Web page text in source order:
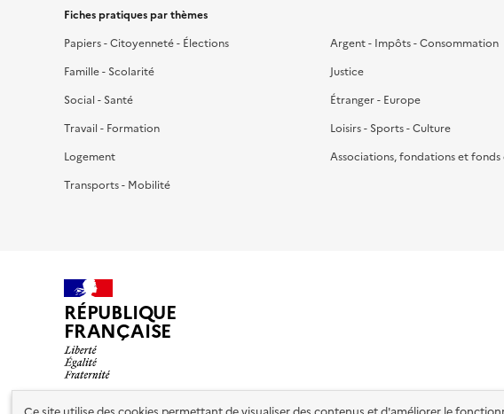
Fiches pratiques par thèmes
Papiers - Citoyenneté - Élections
Famille - Scolarité
Social - Santé
Travail - Formation
Logement
Transports - Mobilité
Argent - Impôts - Consommation
Justice
Étranger - Europe
Loisirs - Sports - Culture
Associations, fondations et
RÉPUBLIQUE
FRANÇAISE